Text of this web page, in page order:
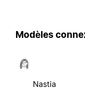
Modèles
Nastia